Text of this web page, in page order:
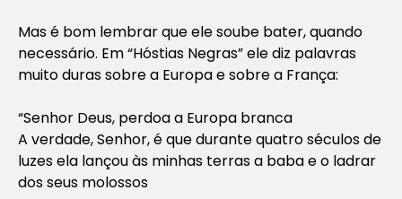
Mas é bom lembrar que ele soube bater, quando
necessário. Em “Hóstias Negras” ele diz palavras
muito duras sobre a Europa e sobre a França:
“Senhor Deus, perdoa a Europa branca
A verdade, Senhor, é que durante quatro séculos de
luzes ela lançou às minhas terras a baba e o ladrar
dos seus molossos